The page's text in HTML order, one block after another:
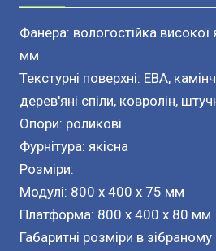
Фанера: вологостійка високої
мм
Текстурні поверхні: ЕВА,
дерев'яні спіли, ковролін,
Опори: роликові
Фурнітура: якісна
Розміри:
Модулі: 800 x 400 x 75 мм
Платформа: 800 x 400 x 80 мм
Габаритні розміри в